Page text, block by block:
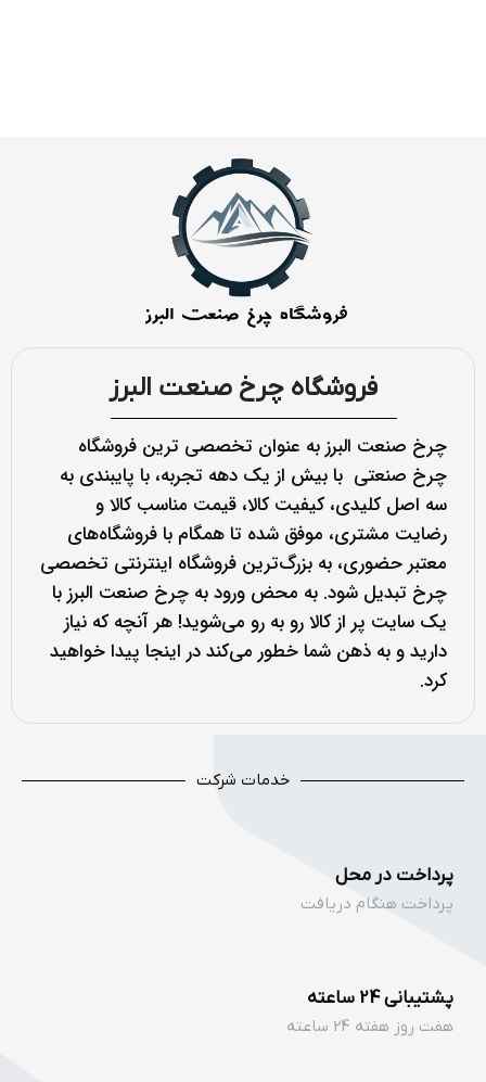
فروشگاه چرخ صنعت البرز
چرخ صنعت البرز به عنوان تخصصی ترین فروشگاه
چرخ صنعتی با بیش از یک دهه تجربه، با پایبندی به
سه اصل کلیدی، کیفیت کالا، قیمت مناسب کالا و
رضایت مشتری، موفق شده تا همگام با فروشگاه‌های
معتبر حضوری، به بزرگ‌ترین فروشگاه اینترنتی تخصصی
چرخ تبدیل شود. به محض ورود به چرخ صنعت البرز با
یک سایت پر از کالا رو به رو می‌شوید! هر آنچه که نیاز
دارید و به ذهن شما خطور می‌کند در اینجا پیدا خواهید
کرد.
خدمات شرکت
پرداخت در محل
پرداخت هنگام دریافت
پشتیبانی 24 ساعته
هفت روز هفته 24 ساعته